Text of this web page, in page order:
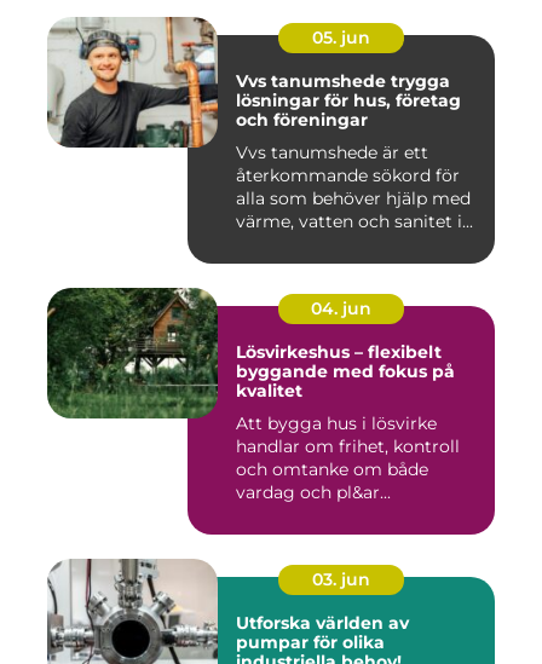
05. jun
Vvs tanumshede trygga
lösningar för hus, företag
och föreningar
Vvs tanumshede är ett
återkommande sökord för
alla som behöver hjälp med
värme, vatten och sanitet i...
04. jun
Lösvirkeshus – flexibelt
byggande med fokus på
kvalitet
Att bygga hus i lösvirke
handlar om frihet, kontroll
och omtanke om både
vardag och pl&ar...
03. jun
Utforska världen av
pumpar för olika